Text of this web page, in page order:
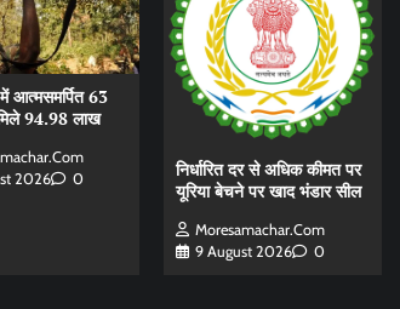
आत्मसमर्पित 63
94.98 लाख
2026
0
निर्धारित दर से अधिक कीमत पर
यूरिया बेचने पर खाद भंडार सील
Moresamachar.com
9 August 2026
0